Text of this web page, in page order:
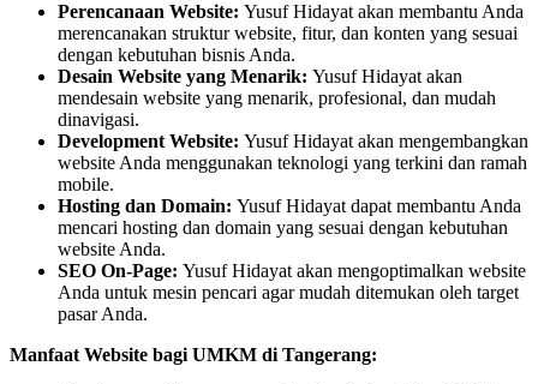
Perencanaan Website: Yusuf Hidayat akan membantu Anda
merencanakan struktur website, fitur, dan konten yang sesuai
dengan kebutuhan bisnis Anda.
Desain Website yang Menarik: Yusuf Hidayat akan
mendesain website yang menarik, profesional, dan mudah
dinavigasi.
Development Website: Yusuf Hidayat akan mengembangkan
website Anda menggunakan teknologi yang terkini dan ramah
mobile.
Hosting dan Domain: Yusuf Hidayat dapat membantu Anda
mencari hosting dan domain yang sesuai dengan kebutuhan
website Anda.
SEO On-Page: Yusuf Hidayat akan mengoptimalkan website
Anda untuk mesin pencari agar mudah ditemukan oleh target
pasar Anda.
Manfaat Website bagi UMKM di Tangerang: